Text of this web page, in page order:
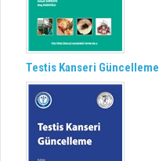
Testis Kanseri Güncelleme